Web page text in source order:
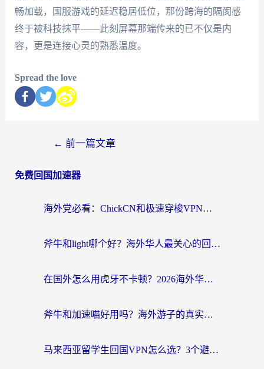
畅加载，国服游戏的延迟稳居低位，那份跨海的隔阂感
终于被科技抹平——此刻屏幕那端传来的已不仅是内
容，更是连接心灵的熟悉温度。
Spread the love
← 前一篇文章
免费回国加速器
海外党必看：ChickCN和极速穿梭VPN好用吗？3招教你选对回国加速器无缝刷国内资源
斧牛和light哪个好？海外华人最关心的回国加速器选择难题，一篇讲透
在国外怎么用虎牙不卡顿？2026海外华人亲测有效的回国加速器选择指南
斧牛和加速喵好用吗？海外游子的真实选择困境
马来西亚留学生回国VPN怎么选？3个避坑点+1款实测好用的加速器推荐